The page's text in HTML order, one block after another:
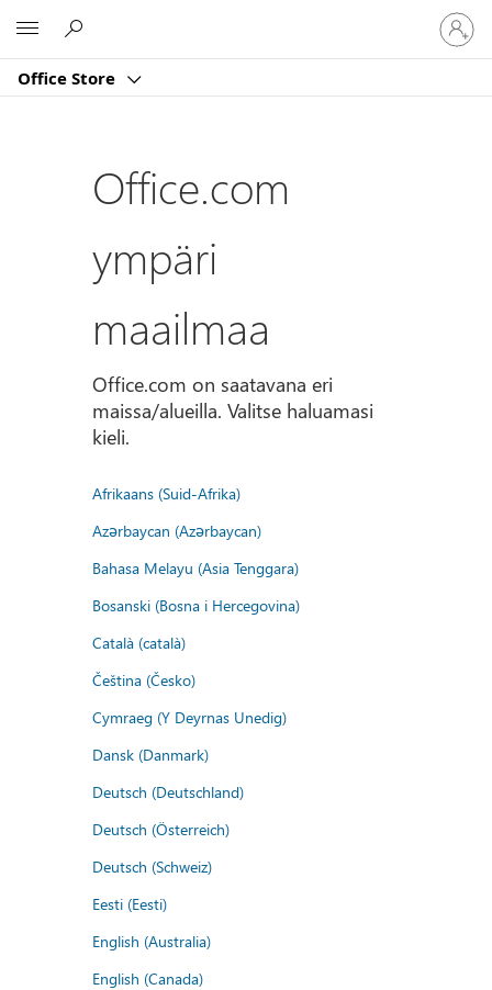
Office Store
sisään
tilille
Office.com
ympäri
maailmaa
Office.com on saatavana eri
maissa/alueilla. Valitse haluamasi
kieli.
Afrikaans (Suid-Afrika)
Azərbaycan (Azərbaycan)
Bahasa Melayu (Asia Tenggara)
Bosanski (Bosna i Hercegovina)
Català (català)
Čeština (Česko)
Cymraeg (Y Deyrnas Unedig)
Dansk (Danmark)
Deutsch (Deutschland)
Deutsch (Österreich)
Deutsch (Schweiz)
Eesti (Eesti)
English (Australia)
English (Canada)